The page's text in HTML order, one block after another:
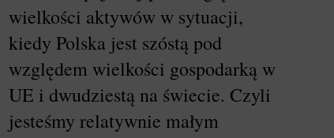
wielkości aktywów w sytuacji,
kiedy Polska jest szóstą pod
względem wielkości gospodarką w
UE i dwudziestą na świecie. Czyli
jesteśmy relatywnie małym